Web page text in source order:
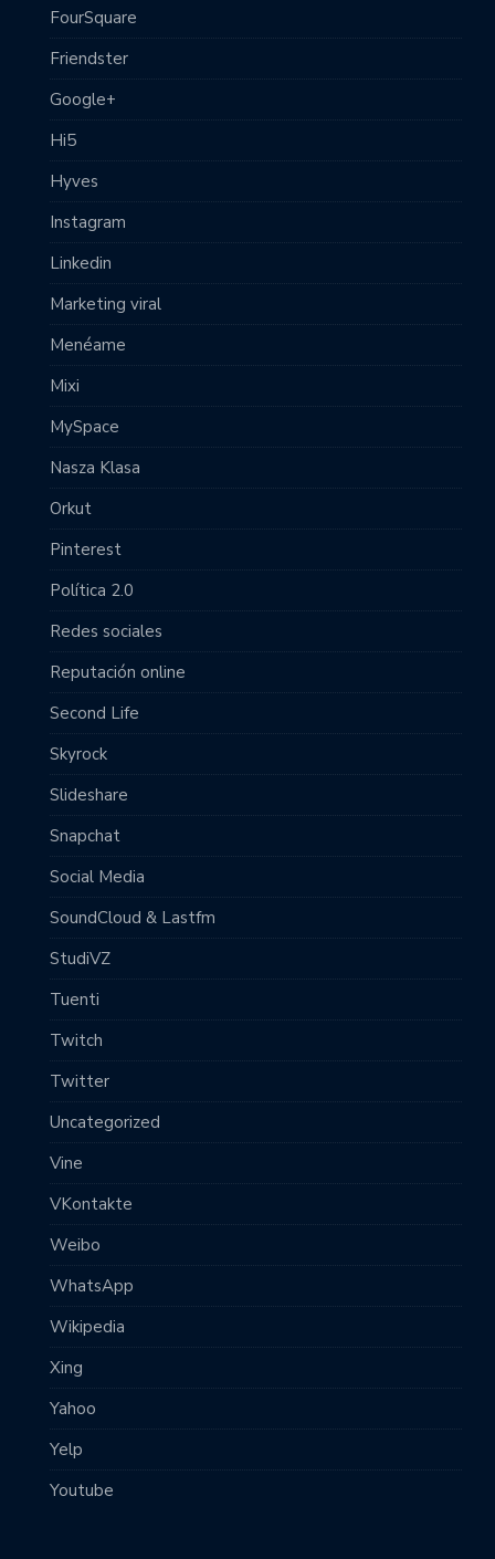
FourSquare
Friendster
Google+
Hi5
Hyves
Instagram
Linkedin
Marketing viral
Menéame
Mixi
MySpace
Nasza Klasa
Orkut
Pinterest
Política 2.0
Redes sociales
Reputación online
Second Life
Skyrock
Slideshare
Snapchat
Social Media
SoundCloud & Lastfm
StudiVZ
Tuenti
Twitch
Twitter
Uncategorized
Vine
VKontakte
Weibo
WhatsApp
Wikipedia
Xing
Yahoo
Yelp
Youtube